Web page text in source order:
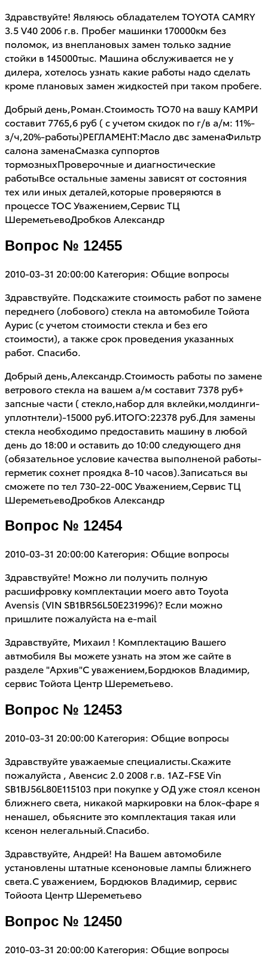
Здравствуйте! Являюсь обладателем TOYOTA CAMRY
3.5 V40 2006 г.в. Пробег машинки 170000км без
поломок, из внеплановых замен только задние
стойки в 145000тыс. Машина обслуживается не у
дилера, хотелось узнать какие работы надо сделать
кроме плановых замен жидкостей при таком пробеге.
Добрый день,Роман.Стоимость ТО70 на вашу КАМРИ
составит 7765,6 руб ( с учетом скидок по г/в а/м: 11%-
з/ч,20%-работы)РЕГЛАМЕНТ:Масло двс заменаФильтр
салона заменаСмазка суппортов
тормозныхПроверочные и диагностические
работыВсе остальные замены зависят от состояния
тех или иных деталей,которые проверяются в
процессе ТОС Уважением,Сервис ТЦ
ШереметьевоДробков Александр
Вопрос № 12455
2010-03-31 20:00:00 Категория: Общие вопросы
Здравствуйте. Подскажите стоимость работ по замене
переднего (лобового) стекла на автомобиле Тойота
Аурис (с учетом стоимости стекла и без его
стоимости), а также срок проведения указанных
работ. Спасибо.
Добрый день,Александр.Стоимость работы по замене
ветрового стекла на вашем а/м составит 7378 руб+
запсные части ( стекло,набор для вклейки,молдинги-
уплотнтели)-15000 руб.ИТОГО:22378 руб.Для замены
стекла необходимо предоставить машину в любой
день до 18:00 и оставить до 10:00 следующего дня
(обязательное условие качества выполненой работы-
герметик сохнет проядка 8-10 часов).Записаться вы
сможете по тел 730-22-00С Уважением,Сервис ТЦ
ШереметьевоДробков Александр
Вопрос № 12454
2010-03-31 20:00:00 Категория: Общие вопросы
Здравствуйте! Можно ли получить полную
расшифровку комплектации моего авто Toyota
Avensis (VIN SB1BR56L50E231996)? Если можно
пришлите пожалуйста на e-mail
Здравствуйте, Михаил ! Комплектацию Вашего
автмобиля Вы можете узнать на этом же сайте в
разделе "Архив"С уважением,Бордюков Владимир,
сервис Тойота Центр Шереметьево.
Вопрос № 12453
2010-03-31 20:00:00 Категория: Общие вопросы
Здравствуйте уважаемые специалисты.Скажите
пожалуйста , Авенсис 2.0 2008 г.в. 1AZ-FSE Vin
SB1BJ56L80E115103 при покупке у ОД уже стоял ксенон
ближнего света, никакой маркировки на блок-фаре я
ненашел, обьясните это комплектация такая или
ксенон нелегальный.Спасибо.
Здравствуйте, Андрей! На Вашем автомобиле
установлены штатные ксеноновые лампы ближнего
света.С уважением, Бордюков Владимир, сервис
Тойоота Центр Шереметьево
Вопрос № 12450
2010-03-31 20:00:00 Категория: Общие вопросы